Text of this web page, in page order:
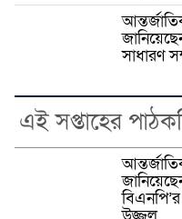
সাধারণ
এই সপ্তাহের